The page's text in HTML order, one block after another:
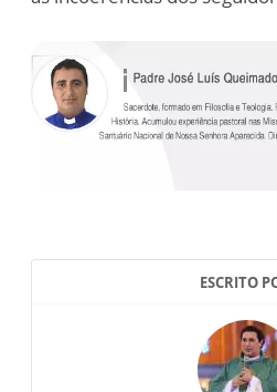
ESCRITO